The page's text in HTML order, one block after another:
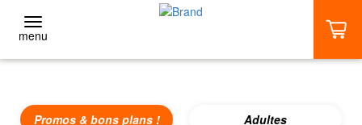
menu
Promos & bons plans ! Adultes